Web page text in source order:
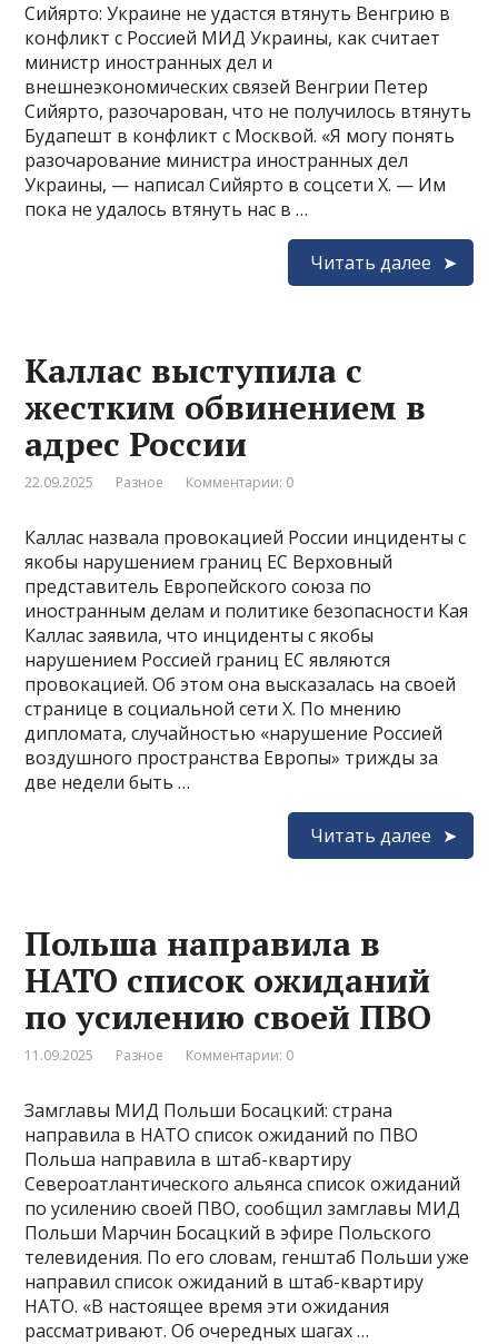
Сийярто: Украине не удастся втянуть Венгрию в
конфликт с Россией МИД Украины, как считает
министр иностранных дел и
внешнеэкономических связей Венгрии Петер
Сийярто, разочарован, что не получилось втянуть
Будапешт в конфликт с Москвой. «Я могу понять
разочарование министра иностранных дел
Украины, — написал Сийярто в соцсети X. — Им
пока не удалось втянуть нас в …
Читать далее
Каллас выступила с
жестким обвинением в
адрес России
22.09.2025 Разное Комментарии: 0
Каллас назвала провокацией России инциденты с
якобы нарушением границ ЕС Верховный
представитель Европейского союза по
иностранным делам и политике безопасности Кая
Каллас заявила, что инциденты с якобы
нарушением Россией границ ЕС являются
провокацией. Об этом она высказалась на своей
странице в социальной сети X. По мнению
дипломата, случайностью «нарушение Россией
воздушного пространства Европы» трижды за
две недели быть …
Читать далее
Польша направила в
НАТО список ожиданий
по усилению своей ПВО
11.09.2025 Разное Комментарии: 0
Замглавы МИД Польши Босацкий: страна
направила в НАТО список ожиданий по ПВО
Польша направила в штаб-квартиру
Североатлантического альянса список ожиданий
по усилению своей ПВО, сообщил замглавы МИД
Польши Марчин Босацкий в эфире Польского
телевидения. По его словам, генштаб Польши уже
направил список ожиданий в штаб-квартиру
НАТО. «В настоящее время эти ожидания
рассматривают. Об очередных шагах …